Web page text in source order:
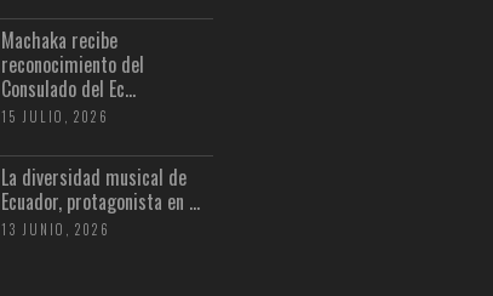
Machaka recibe
reconocimiento del
Consulado del Ec...
15 JULIO, 2026
La diversidad musical de
Ecuador, protagonista en ...
13 JUNIO, 2026